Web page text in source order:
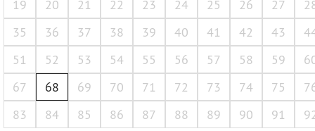
19
20 21 22 23 24 25 26 27
35
36 37 38 39 40 41 42 43
51
52 53 54 55 56 57 58 59
67
68 69 70 71 72 73 74 75
83
84 85 86 87 88 89 90 91